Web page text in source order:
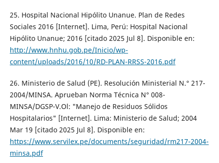
25. Hospital Nacional Hipólito Unanue. Plan de Redes
Sociales 2016 [Internet]. Lima, Perú: Hospital Nacional
Hipólito Unanue; 2016 [citado 2025 Jul 8]. Disponible en:
http://www.hnhu.gob.pe/Inicio/wp-
content/uploads/2016/10/RD-PLAN-RRSS-2016.pdf
26. Ministerio de Salud (PE). Resolución Ministerial N.° 217-
2004/MINSA. Aprueban Norma Técnica N° 008-
MINSA/DGSP-V.Ol: "Manejo de Residuos Sólidos
Hospitalarios" [Internet]. Lima: Ministerio de Salud; 2004
Mar 19 [citado 2025 Jul 8]. Disponible en:
https://www.servilex.pe/documents/seguridad/rm217-2004-
minsa.pdf